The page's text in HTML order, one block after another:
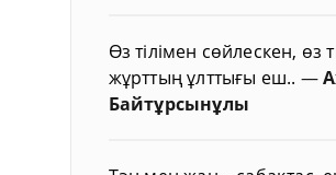
Өз тілімен сөйлескен, өз
жұрттың ұлттығы еш.. —
Байтұрсынұлы